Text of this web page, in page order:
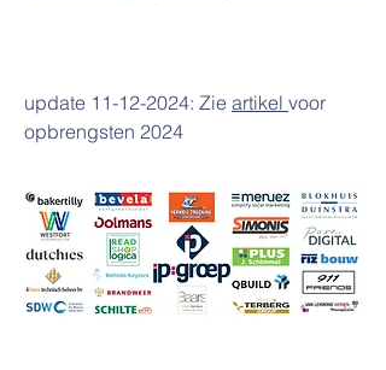
update 11-12-2024: Zie artikel voor
opbrengsten ​ 2024